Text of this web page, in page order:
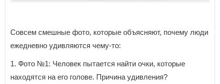
Совсем смешные фото, которые объясняют, почему люди
ежедневно удивляются чему-то:
1. Фото №1: Человек пытается найти очки, которые
находятся на его голове. Причина удивления?